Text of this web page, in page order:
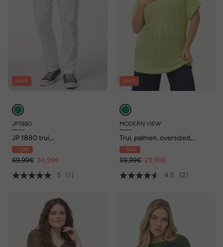
SALE
JP1880
JP 1880 trui,
structuurbreisel, wolmix, tot
7XL
- 50%
69,99€ 34,99€
5
(1)
SALE
MODERN VIEW
Trui, palmen, oversized,
bootnek, halve mouwen
- 50%
59,99€ 29,99€
4.5
(2)